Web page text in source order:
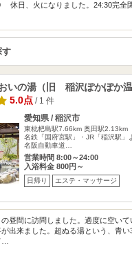
休日、火になりました。24:30完全
す
いの湯（旧 稲沢ぽかぽか温
5.0点/ 1 件
愛知県 / 稲沢市
東枇杷島駅7.66km 奥田駅2.13km
名鉄「国府宮駅」・JR「稲沢駅」
名阪自動車道…
営業時間 8:00～24:00
入浴料金 800円～
日帰り エステ・マッサージ
の昼間に訪問しました。適度に空い
が出来ました。超ぬる湯という、青
…